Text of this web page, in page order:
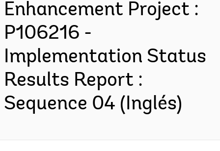
Enhancement Project :
P106216 -
Implementation Status
Results Report :
Sequence 04 (Inglés)